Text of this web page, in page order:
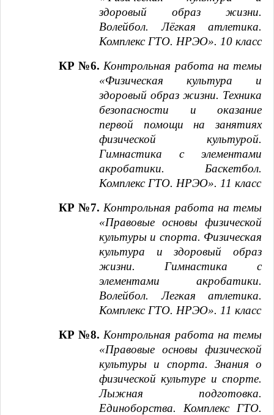
здоровый образ жизни.
Волейбол. Лёгкая атлетика.
Комплекс ГТО. НРЭО». 10 класс
КР №6. Контрольная работа на темы
«Физическая культура и
здоровый образ жизни. Техника
безопасности и оказание
первой помощи на занятиях
физической культурой.
Гимнастика с элементами
акробатики. Баскетбол.
Комплекс ГТО. НРЭО». 11 класс
КР №7. Контрольная работа на темы
«Правовые основы физической
культуры и спорта. Физическая
культура и здоровый образ
жизни. Гимнастика с
элементами акробатики.
Волейбол. Легкая атлетика.
Комплекс ГТО. НРЭО». 11 класс
КР №8. Контрольная работа на темы
«Правовые основы физической
культуры и спорта. Знания о
физической культуре и спорте.
Лыжная подготовка.
Единоборства. Комплекс ГТО.